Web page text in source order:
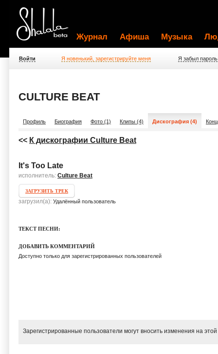
Журнал Афиша Музыка
Войти Я новенький, зарегистрируйте меня Я забыл пароль
CULTURE BEAT
Профиль Биография Фото (1) Клипы (4) Дискография (4)
<< К дискографии Culture Beat
It's Too Late
исполнитель: Culture Beat
ЗАГРУЗИТЬ ТРЕК
загрузил(а): Удалённый пользователь
ТЕКСТ ПЕСНИ:
ДОБАВИТЬ КОММЕНТАРИЙ
Доступно только для зарегистрированных пользователей
Зарегистрированные пользователи могут вносить изменения на